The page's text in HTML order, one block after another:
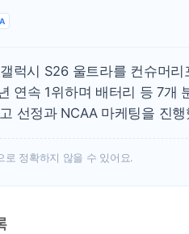
럭시 S26 울트라를 컨슈머
연속 1위하며 배터리 등 7개
선정과 NCAA 마케팅을 진행
로 정확하지 않을 수 있어요.